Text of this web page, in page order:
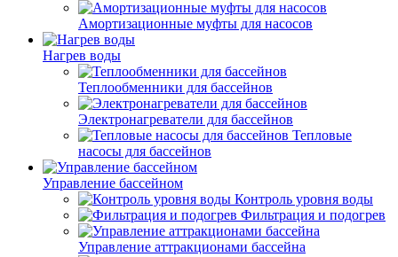
Амортизационные муфты для насосов
Нагрев воды
Теплообменники для бассейнов
Электронагреватели для бассейнов
Тепловые
насосы для бассейнов
Управление бассейном
Контроль уровня воды
Фильтрация и подогрев
Управление аттракционами бассейна